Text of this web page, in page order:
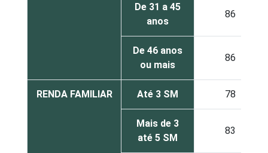
De 31 a 45
anos
86
De 46 anos
ou mais
86
RENDA FAMILIAR Até 3 SM 78
Mais de 3
até 5 SM
83